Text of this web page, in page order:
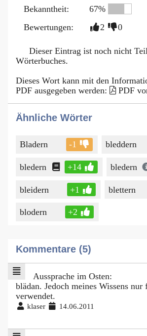
Bekanntheit:
67%
Bewertungen:
2 0
Dieser Eintrag ist noch nicht
Wörterbuches.
Dieses Wort kann mit den
PDF ausgegeben werden:
PDF
Ähnliche Wörter
Bladern -1 bleddern
bledern +14 bledern
bleidern +1 blettern
blodern +2
Kommentare (5)
Aussprache im Osten:
blädan. Jedoch meines Wissens nur
verwendet.
klaser 14.06.2011